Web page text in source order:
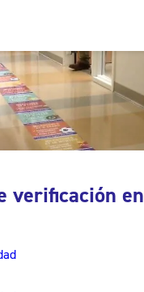
verificación en